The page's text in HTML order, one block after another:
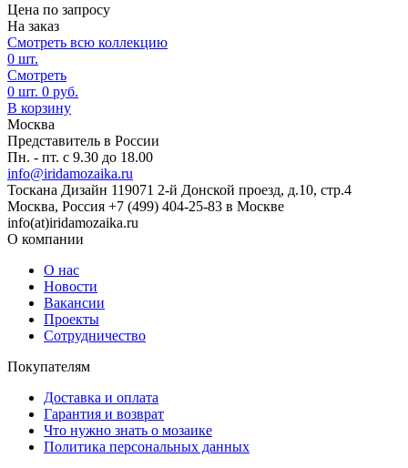
Цена по запросу
На заказ
Смотреть всю коллекцию
0 шт.
Смотреть
0 шт. 0 руб.
В корзину
Москва
Представитель в России
Пн. - пт. с 9.30 до 18.00
info@iridamozaika.ru
Тоскана Дизайн 119071 2-й Донской проезд, д.10, стр.4
Москва, Россия +7 (499) 404-25-83 в Москве
info(at)iridamozaika.ru
О компании
О нас
Новости
Вакансии
Проекты
Сотрудничество
Покупателям
Доставка и оплата
Гарантия и возврат
Что нужно знать о мозаике
Политика персональных данных